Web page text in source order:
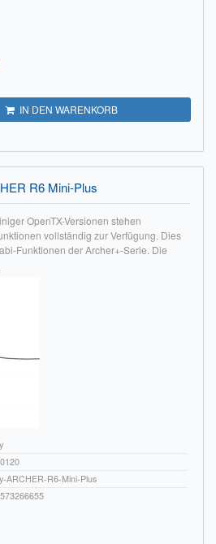
IN DEN WARENKORB
R6 Mini-Plus
OpenTX-Versionen stehen
vollständig zur Verfügung. Dies
Funktionen der Archer+-Serie. Die
ARCHER-R6-Mini-Plus